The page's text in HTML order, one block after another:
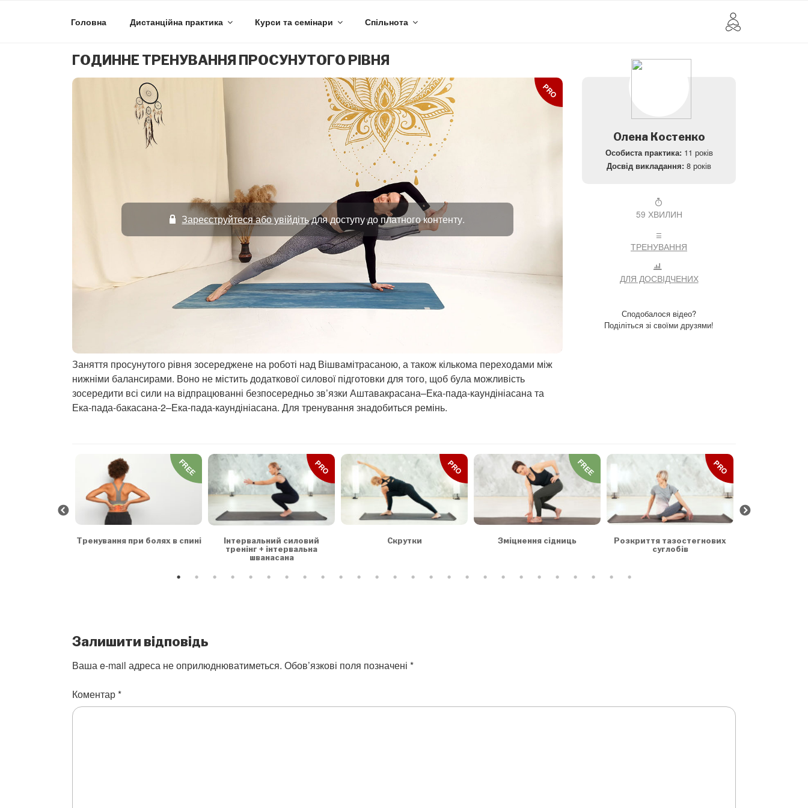
Головна Дистанційна практика Курси та семінари Спільнота
ГОДИННЕ ТРЕНУВАННЯ ПРОСУНУТОГО РІВНЯ
PRO
Зареєструйтеся або увійдітьдля доступу до платного контенту.
Заняття просунутого рівня зосереджене на роботі над Вішвамітрасаною, а також кількома переходами між
нижніми балансирами. Воно не містить додаткової силової підготовки для того, щоб була можливість
зосередити всі сили на відпрацюванні безпосередньо зв’язки Аштавакрасана–Ека-пада-каундініасана та
Ека-пада-бакасана-2–Ека-пада-каундініасана. Для тренування знадобиться ремінь.
Олена Костенко
Особиста практика: 11 років
Досвід викладання: 8 років
59 ХВИЛИН
ТРЕНУВАННЯ
ДЛЯ ДОСВІДЧЕНИХ
Сподобалося відео?
Поділіться зі своїми друзями!
Тренування при болях в спині
FREE
Інтервальний силовий
тренінг + інтервальна
шванасана
PRO
Скрутки
PRO
Зміцнення сідниць
FREE
Розкриття тазостегнових
суглобів
PRO
Залишити відповідь
Ваша e-mail адреса не оприлюднюватиметься. Обов’язкові поля позначені *
Коментар*